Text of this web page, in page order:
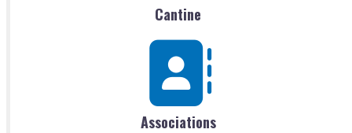
Cantine
Associations